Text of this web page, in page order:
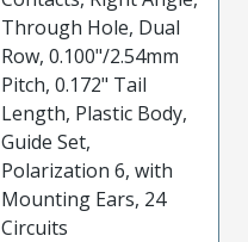
Through Hole, Dual
Row, 0.100"/2.54mm
Pitch, 0.172" Tail
Length, Plastic Body,
Guide Set,
Polarization 6, with
Mounting Ears, 24
Circuits